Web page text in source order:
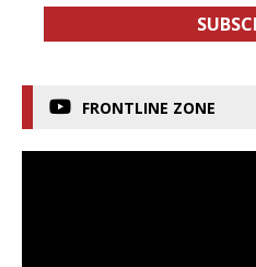
FRONTLINE ZONE